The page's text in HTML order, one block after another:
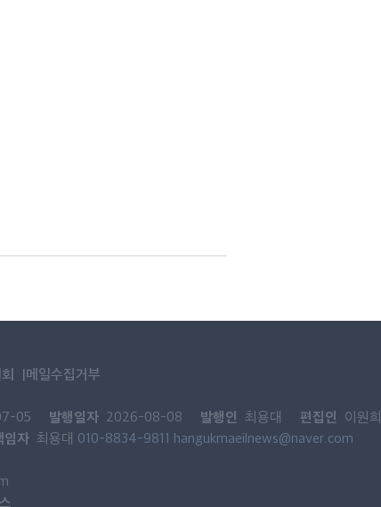
메일수집거부
05 발행일자 2026-08-08 발행인 최용대 편집인 이원희
임자 최용대 010-8834-9811 hangukmaeilnews@naver.com